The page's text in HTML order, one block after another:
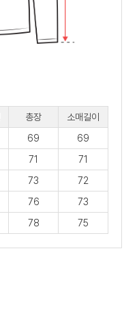
총장
소매길이
69
69
71
71
73
72
76
73
78 75